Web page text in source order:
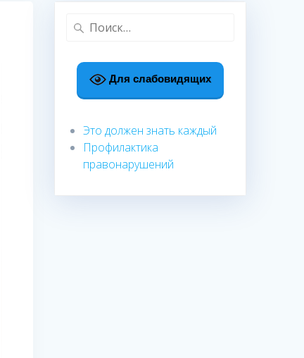
Найти:
Для слабовидящих
Это должен знать каждый
Профилактика
правонарушений